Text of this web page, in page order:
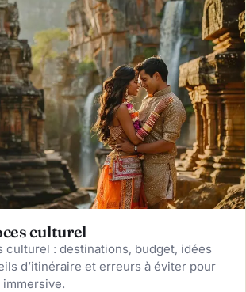
culturel
culturel : destinations, budget, idées
d’itinéraire et erreurs à éviter pour